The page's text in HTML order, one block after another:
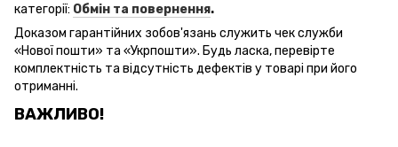
категорії: Обмін та повернення.
Доказом гарантійних зобов'язань служить чекслужби
«Нової пошти» та «Укрпошти». Будь ласка, перевірте
комплектність та відсутність дефектів у товарі при його
отриманні.
ВАЖЛИВО!